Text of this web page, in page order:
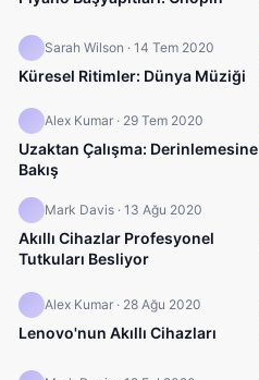
Sarah Wilson · 14 Tem 2020
Küresel Ritimler: Dünya Müziği
Alex Kumar · 29 Tem 2020
Uzaktan Çalışma: Derinlemesine
Bakış
Mark Davis · 13 Ağu 2020
Akıllı Cihazlar Profesyonel
Tutkuları Besliyor
Alex Kumar · 28 Ağu 2020
Lenovo'nun Akıllı Cihazları